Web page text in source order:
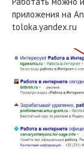
приложения на
toloka.yandex.ru